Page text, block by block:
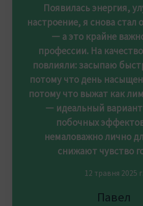
Появилась энергия,
настроение, я снова
— а это крайне
профессии. На
повлияли: засыпаю
потому что день
потому что выжат как
— идеальный
побочных
немаловажно лично
снижают чувство
12 травня 2025 г.
Павел